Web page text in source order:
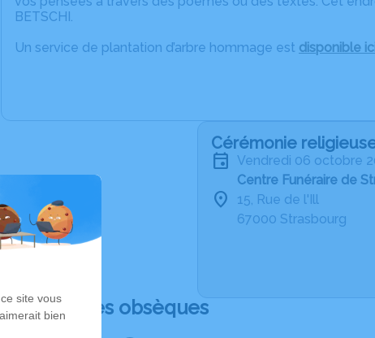
BETSCHI.
Un service de plantation d’arbre hommage est disponible ici
Cérémonie
vendredi 06 octobre
Centre Funéraire de
15, Rue de l'Ill
67000 Strasbourg
Déroulé des obsèques